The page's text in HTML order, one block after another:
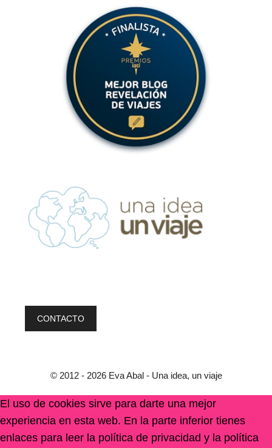
CONTACTO
© 2012 - 2026 Eva Abal - Una idea, un viaje
El uso de cookies sirve para darte una mejor
experiencia en esta web. En la parte inferior tienes
enlaces para leer la política de privacidad y la política